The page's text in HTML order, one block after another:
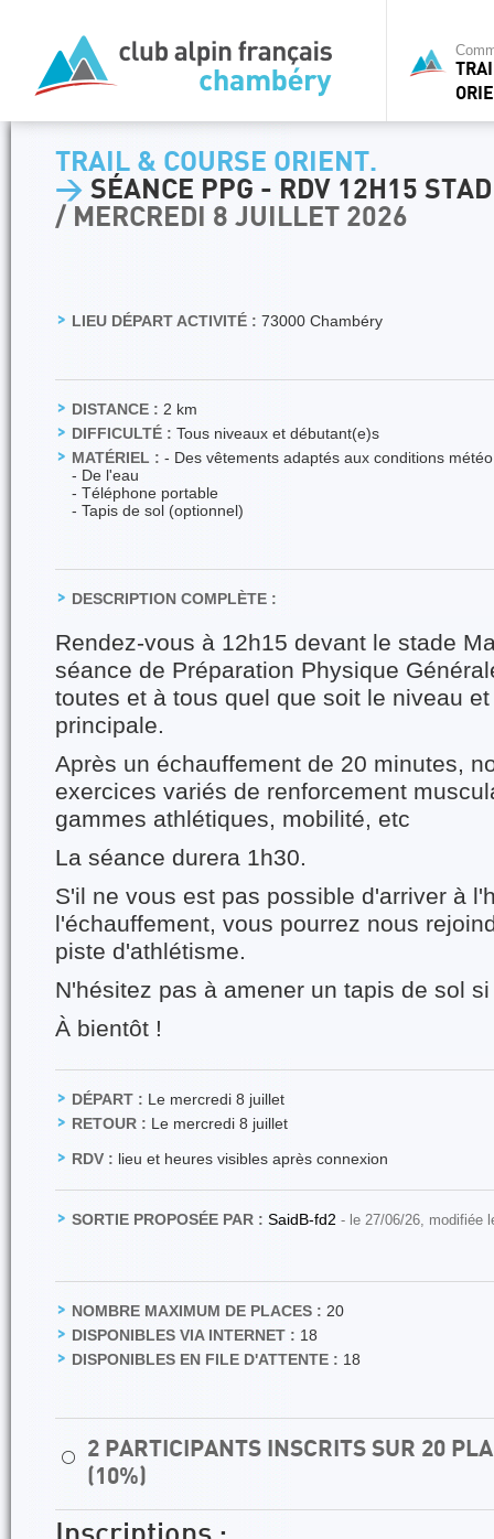
TRAIL & COURSE ORIENT.
> SÉANCE PPG - RDV 12H15
/ MERCREDI 8 JUILLET 2026
LIEU DÉPART ACTIVITÉ : 73000 Chambéry
DISTANCE : 2 km
DIFFICULTÉ : Tous niveaux et débutant(e)s
MATÉRIEL : - Des vêtements adaptés aux conditions météo
- De l'eau
- Téléphone portable
- Tapis de sol (optionnel)
DESCRIPTION COMPLÈTE :
Rendez-vous à 12h15 devant le stade
séance de Préparation Physique
toutes et à tous quel que soit le niveau
principale.
Après un échauffement de 20 minutes,
exercices variés de renforcement
gammes athlétiques, mobilité, etc
La séance durera 1h30.
S'il ne vous est pas possible d'arriver à
l'échauffement, vous pourrez nous
piste d'athlétisme.
N'hésitez pas à amener un tapis de sol
À bientôt !
DÉPART : Le mercredi 8 juillet
RETOUR : Le mercredi 8 juillet
RDV : lieu et heures visibles après connexion
SORTIE PROPOSÉE PAR : SaidB-fd2 - le 27/06/26, modifiée
NOMBRE MAXIMUM DE PLACES : 20
DISPONIBLES VIA INTERNET : 18
DISPONIBLES EN FILE D'ATTENTE : 18
⚪
2 PARTICIPANTS INSCRITS SUR 20
(10%)